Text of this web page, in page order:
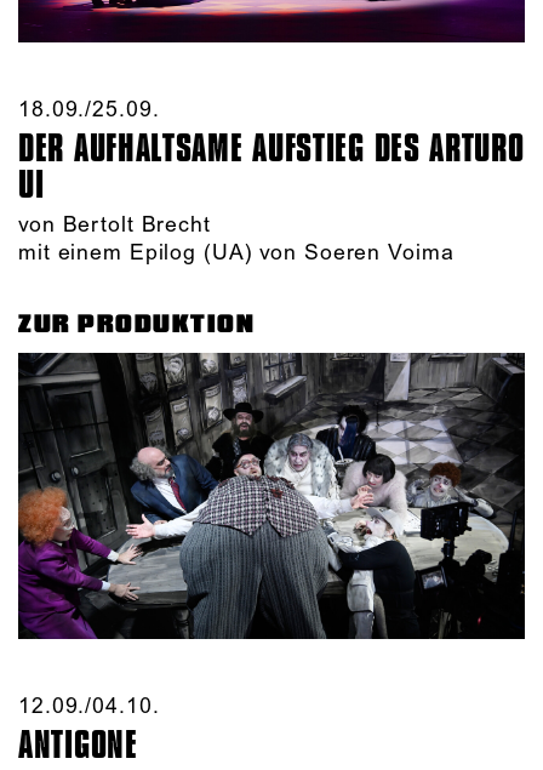
18.09./​25.09.​
DER AUFHALTSAME AUFSTIEG DES ARTURO
UI
von Bertolt Brecht
mit einem Epilog (UA) von Soeren Voima
ZUR PRODUKTION
12.09./​04.10.​
ANTIGONE